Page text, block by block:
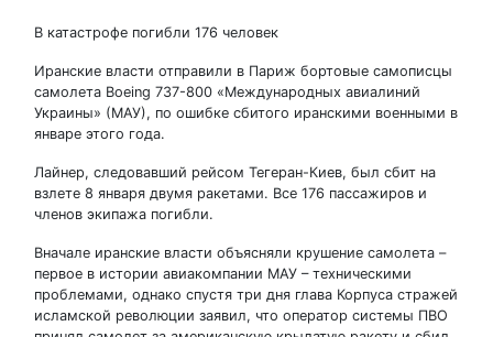
В катастрофе погибли 176 человек
Иранские власти отправили в Париж бортовые самописцы
самолета Boeing 737-800 «Международных авиалиний
Украины» (МАУ), по ошибке сбитого иранскими военными в
январе этого года.
Лайнер, следовавший рейсом Тегеран-Киев, был сбит на
взлете 8 января двумя ракетами. Все 176 пассажиров и
членов экипажа погибли.
Вначале иранские власти объясняли крушение самолета –
первое в истории авиакомпании МАУ – техническими
проблемами, однако спустя три дня глава Корпуса стражей
исламской революции заявил, что оператор системы ПВО